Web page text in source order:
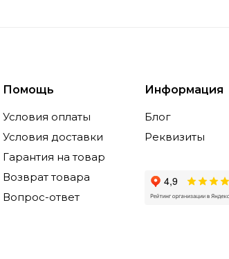
Помощь
Условия оплаты
Условия доставки
Гарантия на товар
Возврат товара
Вопрос-ответ
Информация
Блог
Реквизиты